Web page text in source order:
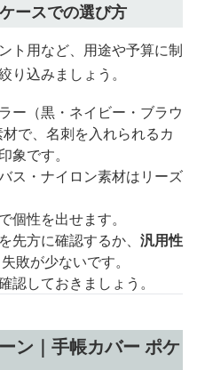
ースでの選び方
ト用など、用途や予算に制
り込みましょう。
ー（黒・ネイビー・ブラウ
で、名刺を入れられるカ
象です。
ス・ナイロン素材はリーズ
個性を出せます。
先方に確認するか、 汎用性
敗が少ないです。
認しておきましょう。
ン｜手帳カバー ポケ